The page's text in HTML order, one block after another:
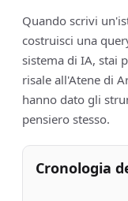
Quando scrivi
costruisci una
sistema di IA, stai
risale all'Atene di
hanno dato gli
pensiero stesso.
Cronologia